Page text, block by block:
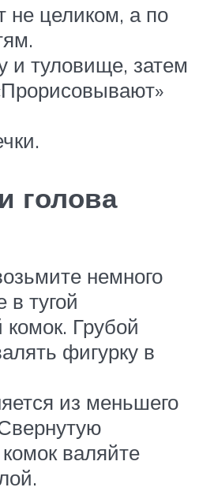
не целиком, а по
и туловище, затем
голова
немного
в тугой
Грубой
фигурку в
из меньшего
валяйте